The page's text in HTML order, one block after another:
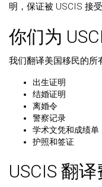
明，保证被 USCIS 接受
你们为
我们翻译美国移民的所
出生证明
结婚证明
离婚令
警察记录
学术文凭和成绩单
护照和签证
USCIS 翻